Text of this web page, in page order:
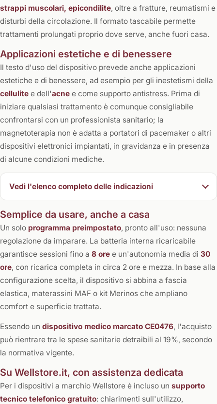
strappi muscolari, epicondilite, oltre a fratture, reumatismi e
disturbi della circolazione. Il formato tascabile permette
trattamenti prolungati proprio dove serve, anche fuori casa.
Applicazioni estetiche e di benessere
Il testo d'uso del dispositivo prevede anche applicazioni
estetiche e di benessere, ad esempio per gli inestetismi della
cellulite e dell'acne e come supporto antistress. Prima di
iniziare qualsiasi trattamento è comunque consigliabile
confrontarsi con un professionista sanitario; la
magnetoterapia non è adatta a portatori di pacemaker o altri
dispositivi elettronici impiantati, in gravidanza e in presenza
di alcune condizioni mediche.
Vedi l'elenco completo delle indicazioni
Semplice da usare, anche a casa
Un solo programma preimpostato, pronto all'uso: nessuna
regolazione da imparare. La batteria interna ricaricabile
garantisce sessioni fino a 8 ore e un'autonomia media di 30
ore, con ricarica completa in circa 2 ore e mezza. In base alla
configurazione scelta, il dispositivo si abbina a fascia
elastica, materassini MAF o kit Merinos che ampliano
comfort e superficie trattata.
Essendo un dispositivo medico marcato CE0476, l'acquisto
può rientrare tra le spese sanitarie detraibili al 19%, secondo
la normativa vigente.
Su Wellstore.it, con assistenza dedicata
Per i dispositivi a marchio Wellstore è incluso un supporto
tecnico telefonico gratuito: chiarimenti sull'utilizzo,